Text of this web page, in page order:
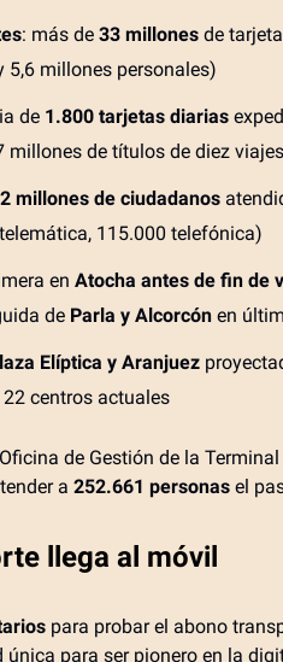
: más de 33 millones de
millones personales)
de 1.800 tarjetas diarias
millones de títulos de diez
millones de ciudadanos
115.000 telefónica)
en Atocha antes de fin de
de Parla y Alcorcón en
Elíptica y Aranjuez
centros actuales
de Gestión de la
a 252.661 personas el
llega al móvil
para probar el abono
para ser pionero en la